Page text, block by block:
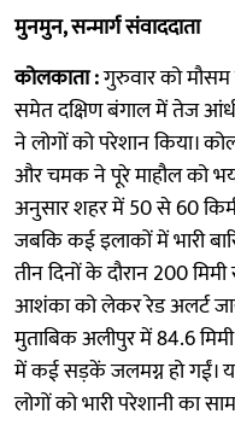
मुनमुन, सन्मार्ग संवाददाता
कोलकाता :गुरुवार को
समेत दक्षिण बंगाल में तेज
ने लोगों को परेशान किया।
और चमक ने पूरे माहौल को
अनुसार शहर में 50 से 60
जबकि कई इलाकों में भारी
तीन दिनों के दौरान 200
आशंका को लेकर रेड अलर्ट
मुताबिक अलीपुर में 84.6
में कई सड़कें जलमग्न हो गईं।
लोगों को भारी परेशानी का